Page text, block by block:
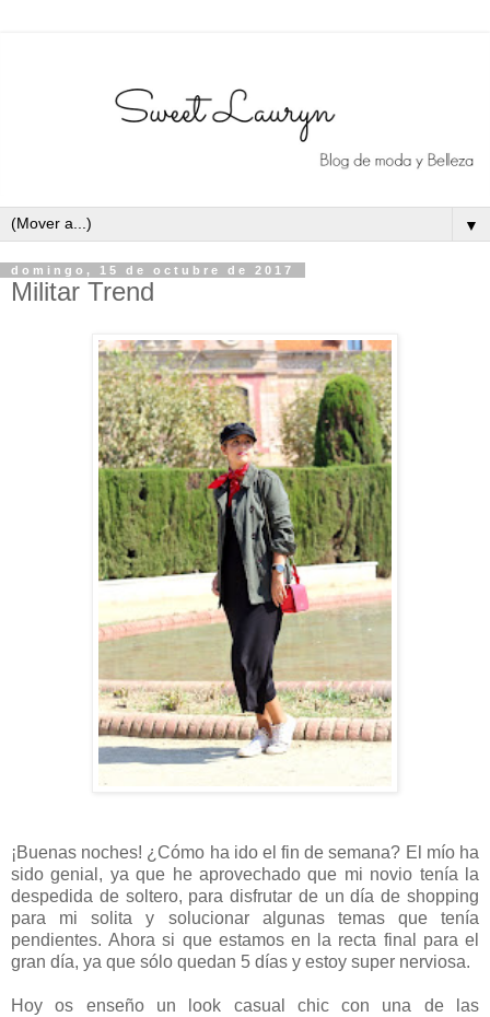
▼
domingo, 15 de octubre de 2017
Militar Trend
¡Buenas noches! ¿Cómo ha ido el fin de semana? El mío ha
sido genial, ya que he aprovechado que mi novio tenía la
despedida de soltero, para disfrutar de un día de shopping
para mi solita y solucionar algunas temas que tenía
pendientes. Ahora si que estamos en la recta final para el
gran día, ya que sólo quedan 5 días y estoy super nerviosa.
Hoy os enseño un look casual chic con una de las